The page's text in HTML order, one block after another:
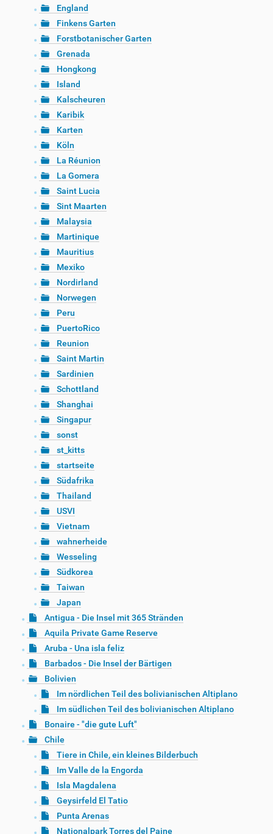
England
Finkens Garten
Forstbotanischer Garten
Grenada
Hongkong
Island
Kalscheuren
Karibik
Karten
Köln
La Réunion
La Gomera
Saint Lucia
Sint Maarten
Malaysia
Martinique
Mauritius
Mexiko
Nordirland
Norwegen
Peru
PuertoRico
Reunion
Saint Martin
Sardinien
Schottland
Shanghai
Singapur
sonst
st_kitts
startseite
Südafrika
Thailand
USVI
Vietnam
wahnerheide
Wesseling
Südkorea
Taiwan
Japan
Antigua - Die Insel mit 365 Stränden
Aquila Private Game Reserve
Aruba - Una isla feliz
Barbados - Die Insel der Bärtigen
Bolivien
Im nördlichen Teil des bolivianischen Altiplano
Im südlichen Teil des bolivianischen Altiplano
Bonaire - "die gute Luft"
Chile
Tiere in Chile, ein kleines Bilderbuch
Im Valle de la Engorda
Isla Magdalena
Geysirfeld El Tatio
Punta Arenas
Nationalpark Torres del Paine